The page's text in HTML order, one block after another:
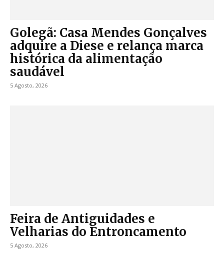
Golegã: Casa Mendes Gonçalves
adquire a Diese e relança marca
histórica da alimentação
saudável
5 Agosto, 2026
Feira de Antiguidades e
Velharias do Entroncamento
5 Agosto, 2026